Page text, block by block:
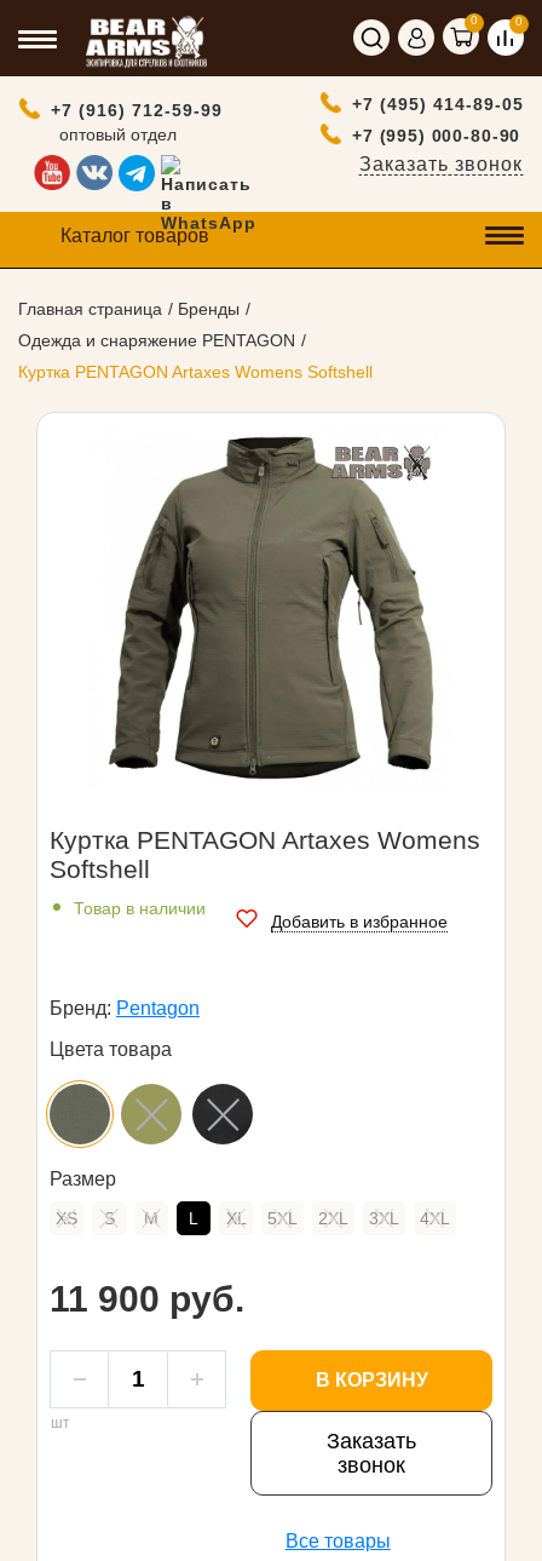
0 0
+7 (916) 712-59-99
оптовый отдел
+7 (495) 414-89-05
+7 (995) 000-80-90
Заказать звонок
Каталог товаров
Главная страница
Бренды
Одежда и снаряжение PENTAGON
Куртка PENTAGON Artaxes Womens Softshell
Куртка PENTAGON Artaxes Womens
Softshell
Товар в наличии
Добавить в избранное
Бренд: Pentagon
Цвета товара
Размер
XS S M L XL 5XL 2XL 3XL 4XL
11 900 руб.
шт
В КОРЗИНУ
Заказать
звонок
Все товары